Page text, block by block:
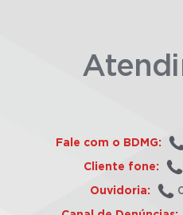
Fale com o BDMG:
Cliente fone:
Ouvidoria: